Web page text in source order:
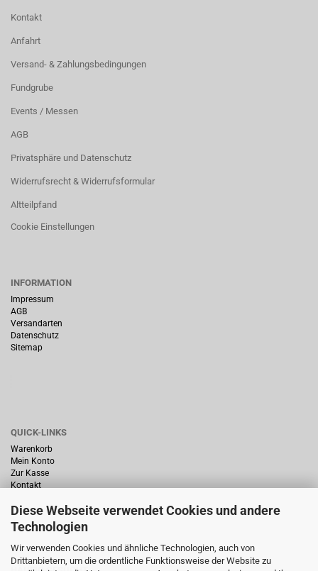
Diese Webseite verwendet Cookies und andere
Technologien
Wir verwenden Cookies und ähnliche Technologien, auch von
Drittanbietern, um die ordentliche Funktionsweise der Website zu
Kontakt
Anfahrt
Versand- & Zahlungsbedingungen
Fundgrube
Events / Messen
AGB
Privatsphäre und Datenschutz
Widerrufsrecht & Widerrufsformular
Altteilpfand
Cookie Einstellungen
INFORMATION
Impressum
AGB
Versandarten
Datenschutz
Sitemap
QUICK-LINKS
Warenkorb
Mein Konto
Zur Kasse
Kontakt